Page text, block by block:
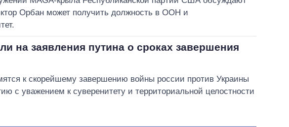
Орбан может получить должность в ООН и
на заявления путина о сроках завершения
к скорейшему завершению войны россии против Украины
с уважением к суверенитету и территориальной целостности